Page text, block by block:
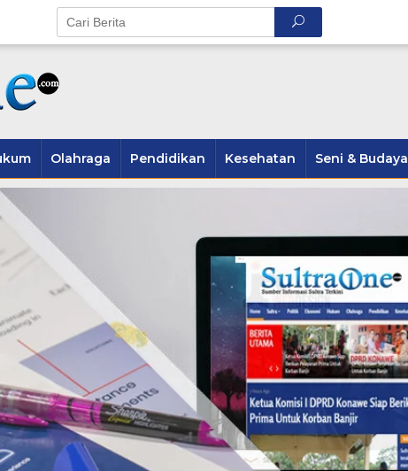
Olahraga Pendidikan Kesehatan Seni & Budaya